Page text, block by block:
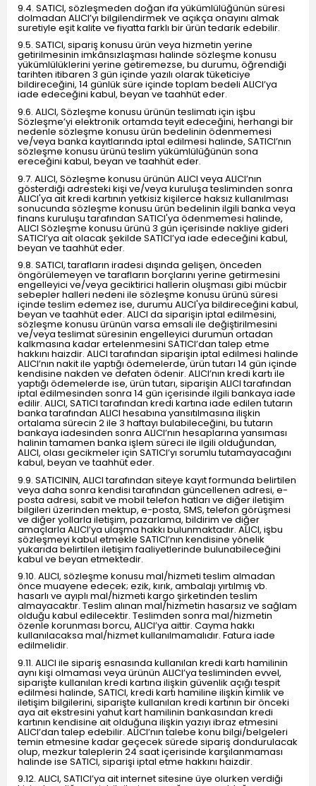
9.4. SATICI, sözleşmeden doğan ifa yükümlülüğünün süresi
dolmadan ALICI’yı bilgilendirmek ve açıkça onayını almak
suretiyle eşit kalite ve fiyatta farklı bir ürün tedarik edebilir.
9.5. SATICI, sipariş konusu ürün veya hizmetin yerine
getirilmesinin imkânsızlaşması halinde sözleşme konusu
yükümlülüklerini yerine getiremezse, bu durumu, öğrendiği
tarihten itibaren 3 gün içinde yazılı olarak tüketiciye
bildireceğini, 14 günlük süre içinde toplam bedeli ALICI’ya
iade edeceğini kabul, beyan ve taahhüt eder.
9.6. ALICI, Sözleşme konusu ürünün teslimatı için işbu
Sözleşme’yi elektronik ortamda teyit edeceğini, herhangi bir
nedenle sözleşme konusu ürün bedelinin ödenmemesi
ve/veya banka kayıtlarında iptal edilmesi halinde, SATICI’nın
sözleşme konusu ürünü teslim yükümlülüğünün sona
ereceğini kabul, beyan ve taahhüt eder.
9.7. ALICI, Sözleşme konusu ürünün ALICI veya ALICI’nın
gösterdiği adresteki kişi ve/veya kuruluşa tesliminden sonra
ALICI'ya ait kredi kartının yetkisiz kişilerce haksız kullanılması
sonucunda sözleşme konusu ürün bedelinin ilgili banka veya
finans kuruluşu tarafından SATICI'ya ödenmemesi halinde,
ALICI Sözleşme konusu ürünü 3 gün içerisinde nakliye gideri
SATICI’ya ait olacak şekilde SATICI’ya iade edeceğini kabul,
beyan ve taahhüt eder.
9.8. SATICI, tarafların iradesi dışında gelişen, önceden
öngörülemeyen ve tarafların borçlarını yerine getirmesini
engelleyici ve/veya geciktirici hallerin oluşması gibi mücbir
sebepler halleri nedeni ile sözleşme konusu ürünü süresi
içinde teslim edemez ise, durumu ALICI'ya bildireceğini kabul,
beyan ve taahhüt eder. ALICI da siparişin iptal edilmesini,
sözleşme konusu ürünün varsa emsali ile değiştirilmesini
ve/veya teslimat süresinin engelleyici durumun ortadan
kalkmasına kadar ertelenmesini SATICI’dan talep etme
hakkını haizdir. ALICI tarafından siparişin iptal edilmesi halinde
ALICI’nın nakit ile yaptığı ödemelerde, ürün tutarı 14 gün içinde
kendisine nakden ve defaten ödenir. ALICI’nın kredi kartı ile
yaptığı ödemelerde ise, ürün tutarı, siparişin ALICI tarafından
iptal edilmesinden sonra 14 gün içerisinde ilgili bankaya iade
edilir. ALICI, SATICI tarafından kredi kartına iade edilen tutarın
banka tarafından ALICI hesabına yansıtılmasına ilişkin
ortalama sürecin 2 ile 3 haftayı bulabileceğini, bu tutarın
bankaya iadesinden sonra ALICI’nın hesaplarına yansıması
halinin tamamen banka işlem süreci ile ilgili olduğundan,
ALICI, olası gecikmeler için SATICI’yı sorumlu tutamayacağını
kabul, beyan ve taahhüt eder.
9.9. SATICININ, ALICI tarafından siteye kayıt formunda belirtilen
veya daha sonra kendisi tarafından güncellenen adresi, e-
posta adresi, sabit ve mobil telefon hatları ve diğer iletişim
bilgileri üzerinden mektup, e-posta, SMS, telefon görüşmesi
ve diğer yollarla iletişim, pazarlama, bildirim ve diğer
amaçlarla ALICI’ya ulaşma hakkı bulunmaktadır. ALICI, işbu
sözleşmeyi kabul etmekle SATICI’nın kendisine yönelik
yukarıda belirtilen iletişim faaliyetlerinde bulunabileceğini
kabul ve beyan etmektedir.
9.10. ALICI, sözleşme konusu mal/hizmeti teslim almadan
önce muayene edecek; ezik, kırık, ambalajı yırtılmış vb.
hasarlı ve ayıplı mal/hizmeti kargo şirketinden teslim
almayacaktır. Teslim alınan mal/hizmetin hasarsız ve sağlam
olduğu kabul edilecektir. Teslimden sonra mal/hizmetin
özenle korunması borcu, ALICI’ya aittir. Cayma hakkı
kullanılacaksa mal/hizmet kullanılmamalıdır. Fatura iade
edilmelidir.
9.11. ALICI ile sipariş esnasında kullanılan kredi kartı hamilinin
aynı kişi olmaması veya ürünün ALICI’ya tesliminden evvel,
siparişte kullanılan kredi kartına ilişkin güvenlik açığı tespit
edilmesi halinde, SATICI, kredi kartı hamiline ilişkin kimlik ve
iletişim bilgilerini, siparişte kullanılan kredi kartının bir önceki
aya ait ekstresini yahut kart hamilinin bankasından kredi
kartının kendisine ait olduğuna ilişkin yazıyı ibraz etmesini
ALICI’dan talep edebilir. ALICI’nın talebe konu bilgi/belgeleri
temin etmesine kadar geçecek sürede sipariş dondurulacak
olup, mezkur taleplerin 24 saat içerisinde karşılanmaması
halinde ise SATICI, siparişi iptal etme hakkını haizdir.
9.12. ALICI, SATICI’ya ait internet sitesine üye olurken verdiği